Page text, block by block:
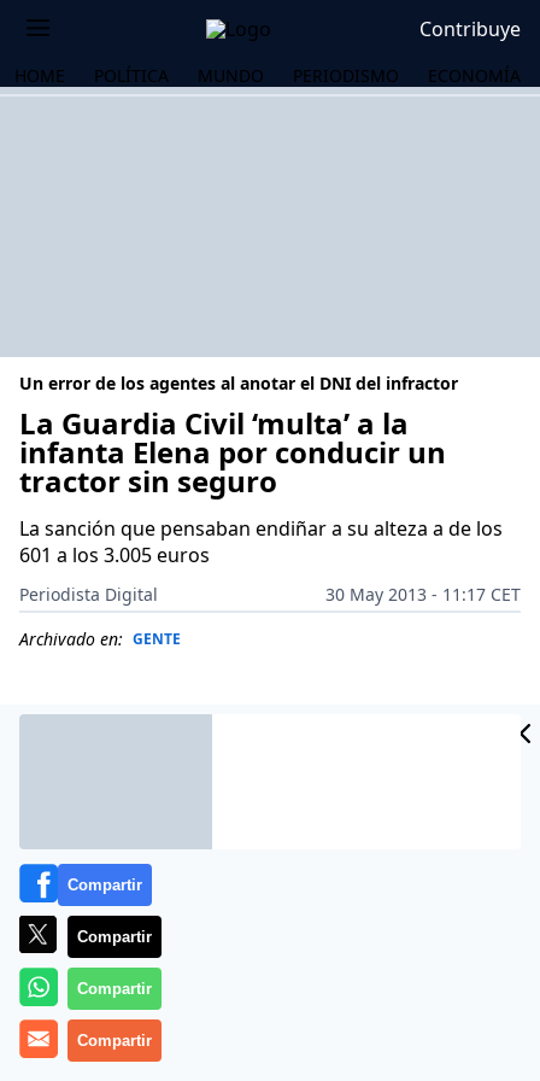
Contribuye
HOME POLÍTICA MUNDO PERIODISMO ECONOMÍA
Un error de los agentes al anotar el DNI del infractor
La Guardia Civil ‘multa’ a la
infanta Elena por conducir un
tractor sin seguro
La sanción que pensaban endiñar a su alteza a de los
601 a los 3.005 euros
Periodista Digital
30 May 2013 - 11:17 CET
Archivado en: GENTE
Más información
Compartir
Compartir
Compartir
Compartir